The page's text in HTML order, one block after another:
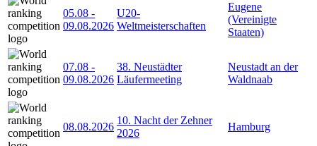
05.08 -
09.08.2026
U20-
Weltmeisterschaften
Eugene
(Vereinigte
Staaten)
07.08 -
09.08.2026
38. Neustädter
Läufermeeting
Neustadt an der
Waldnaab
08.08.2026
10. Nacht der Zehner
2026
Hamburg